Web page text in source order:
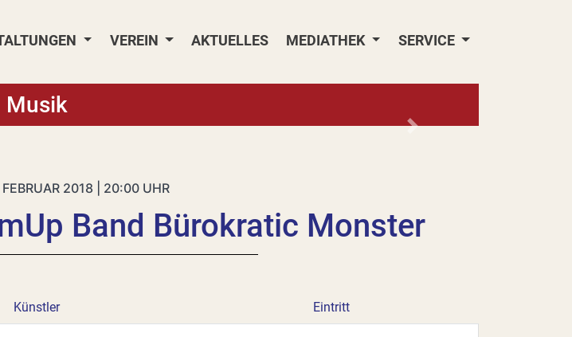
VEREIN AKTUELLES MEDIATHEK SERVICE
Musik
FEBRUAR 2018 | 20:00 UHR
Band Bürokratic Monster
Künstler Eintritt